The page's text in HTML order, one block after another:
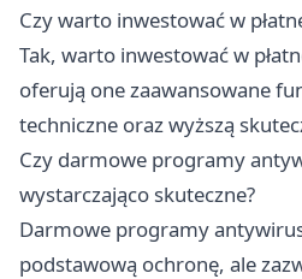
Czy warto inwestować w
Tak, warto inwestować w
oferują one zaawansowane
techniczne oraz wyższą
Czy darmowe programy
wystarczająco skuteczne?
Darmowe programy
podstawową ochronę, ale